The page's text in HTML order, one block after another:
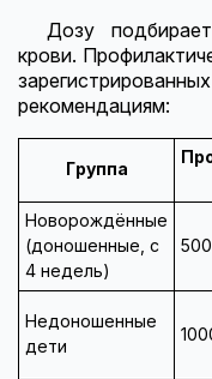
Дозу
крови.
рекомендациям:
Группа
Новорождённые
(доношенные, с
4 недель)
Недоношенные
дети